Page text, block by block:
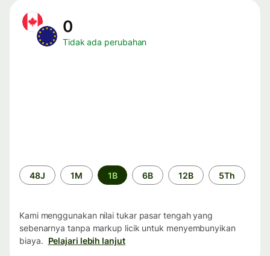
0
Tidak ada perubahan
Periode
waktu
48J 1M 1B 6B 12B 5Th
Kami menggunakan nilai tukar pasar tengah yang
sebenarnya tanpa markup licik untuk menyembunyikan
biaya. Pelajari lebih lanjut